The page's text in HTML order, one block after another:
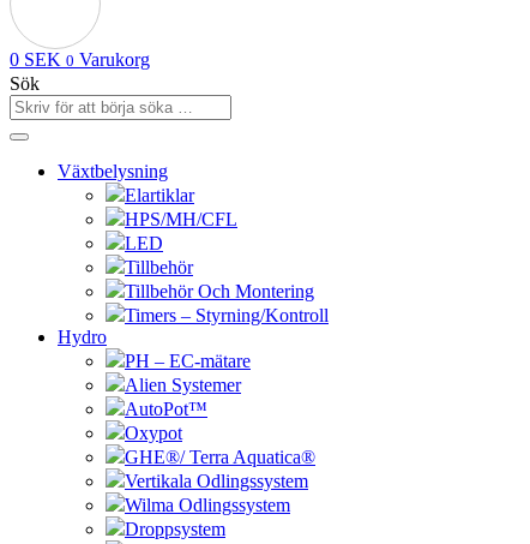
0 SEK 0 Varukorg
Sök
Växtbelysning
Elartiklar
HPS/MH/CFL
LED
Tillbehör
Tillbehör Och Montering
Timers – Styrning/Kontroll
Hydro
PH – EC-mätare
Alien Systemer
AutoPot™
Oxypot
GHE®/ Terra Aquatica®
Vertikala Odlingssystem
Wilma Odlingssystem
Droppsystem